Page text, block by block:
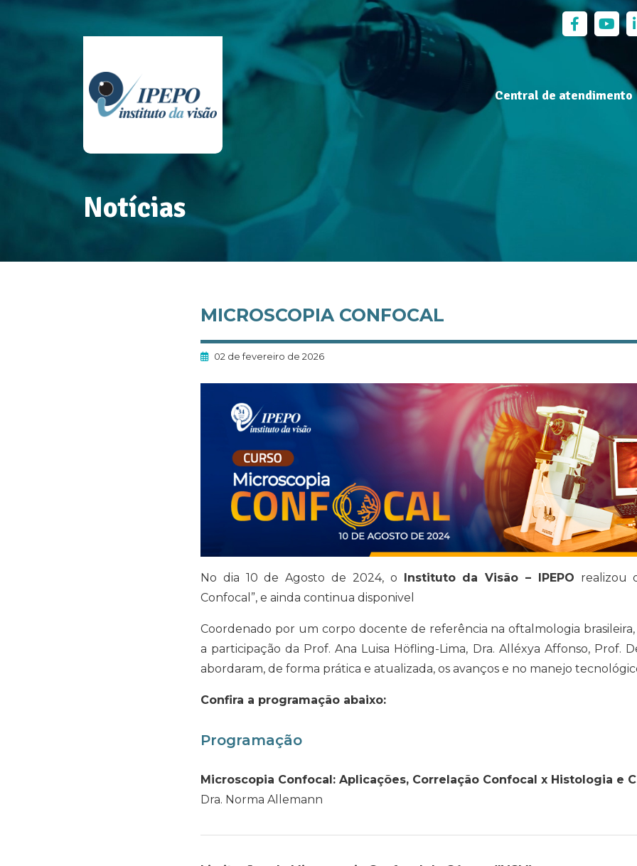
Central de atendimento
Notícias
MICROSCOPIA CONFOCAL
02 de fevereiro de 2026
No dia 10 de Agosto de 2024, o Instituto da Visão – IPEPO realizou
Confocal”, e ainda continua disponivel
Coordenado por um corpo docente de referência na oftalmologia
a participação da Prof. Ana Luisa Höfling-Lima, Dra. Alléxya Affonso, Prof.
abordaram, de forma prática e atualizada, os avanços e no manejo
Confira a programação abaixo:
Programação
Microscopia Confocal: Aplicações, Correlação Confocal x Histologia e
Dra. Norma Allemann